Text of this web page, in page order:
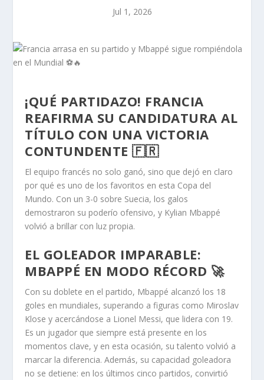
Jul 1, 2026
¡QUÉ PARTIDAZO! FRANCIA
REAFIRMA SU CANDIDATURA AL
TÍTULO CON UNA VICTORIA
CONTUNDENTE 🇫🇷
El equipo francés no solo ganó, sino que dejó en claro
por qué es uno de los favoritos en esta Copa del
Mundo. Con un 3-0 sobre Suecia, los galos
demostraron su poderío ofensivo, y Kylian Mbappé
volvió a brillar con luz propia.
EL GOLEADOR IMPARABLE:
MBAPPÉ EN MODO RÉCORD 🚀
Con su doblete en el partido, Mbappé alcanzó los 18
goles en mundiales, superando a figuras como Miroslav
Klose y acercándose a Lionel Messi, que lidera con 19.
Es un jugador que siempre está presente en los
momentos clave, y en esta ocasión, su talento volvió a
marcar la diferencia. Además, su capacidad goleadora
no se detiene: en los últimos cinco partidos, convirtió